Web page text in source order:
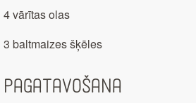
4 vārītas olas
3 baltmaizes šķēles
Pagatavošana